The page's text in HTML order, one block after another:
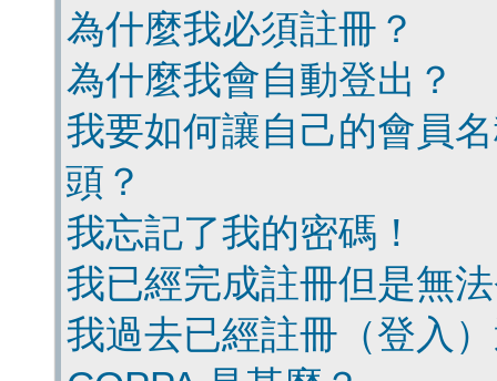
為什麼我必須註冊？
為什麼我會自動登出？
我要如何讓自己的會員
頭？
我忘記了我的密碼！
我已經完成註冊但是無
我過去已經註冊（登入